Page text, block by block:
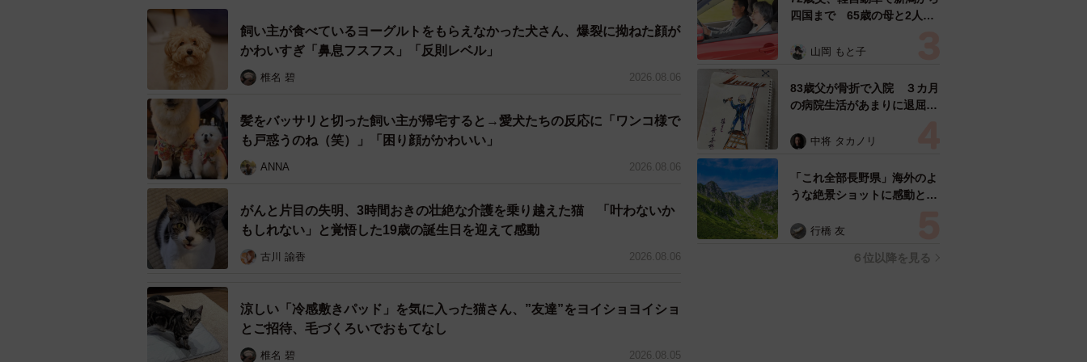
病院の待合室で保護猫が入っていたキャリーに犬がおしっこをかけたという（ハッピー アニマルクラブさん提
飼い主が食べているヨーグルトをもらえなかった犬さん、爆裂に拗ねた顔が
かわいすぎ「鼻息フスフス」「反則レベル」
椎名 碧 2026.08.06
髪をバッサリと切った飼い主が帰宅すると→愛犬たちの反応に「ワンコ様で
も戸惑うのね（笑）」「困り顔がかわいい」
ANNA 2026.08.06
がんと片目の失明、3時間おきの壮絶な介護を乗り越えた猫 「叶わないか
もしれない」と覚悟した19歳の誕生日を迎えて感動
古川 諭香 2026.08.06
涼しい「冷感敷きパッド」を気に入った猫さん、”友達”をヨイショヨイショ
とご招待、毛づくろいでおもてなし
椎名 碧 2026.08.05
四国まで 65歳の母と2人で
憩まで分刻み… 「大学生で
山岡 もと子
83歳父が骨折で入院 ３カ月
の病院生活があまりに退屈で
い！」→スケッチブックを見
すよ…」
中将 タカノリ
「これ全部長野県」海外のよ
うな絶景ショットに感動と反
ったんだって気づいた」
行橋 友
６位以降を見る